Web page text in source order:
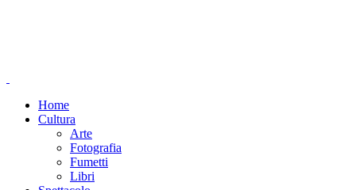
Home
Cultura
Arte
Fotografia
Fumetti
Libri